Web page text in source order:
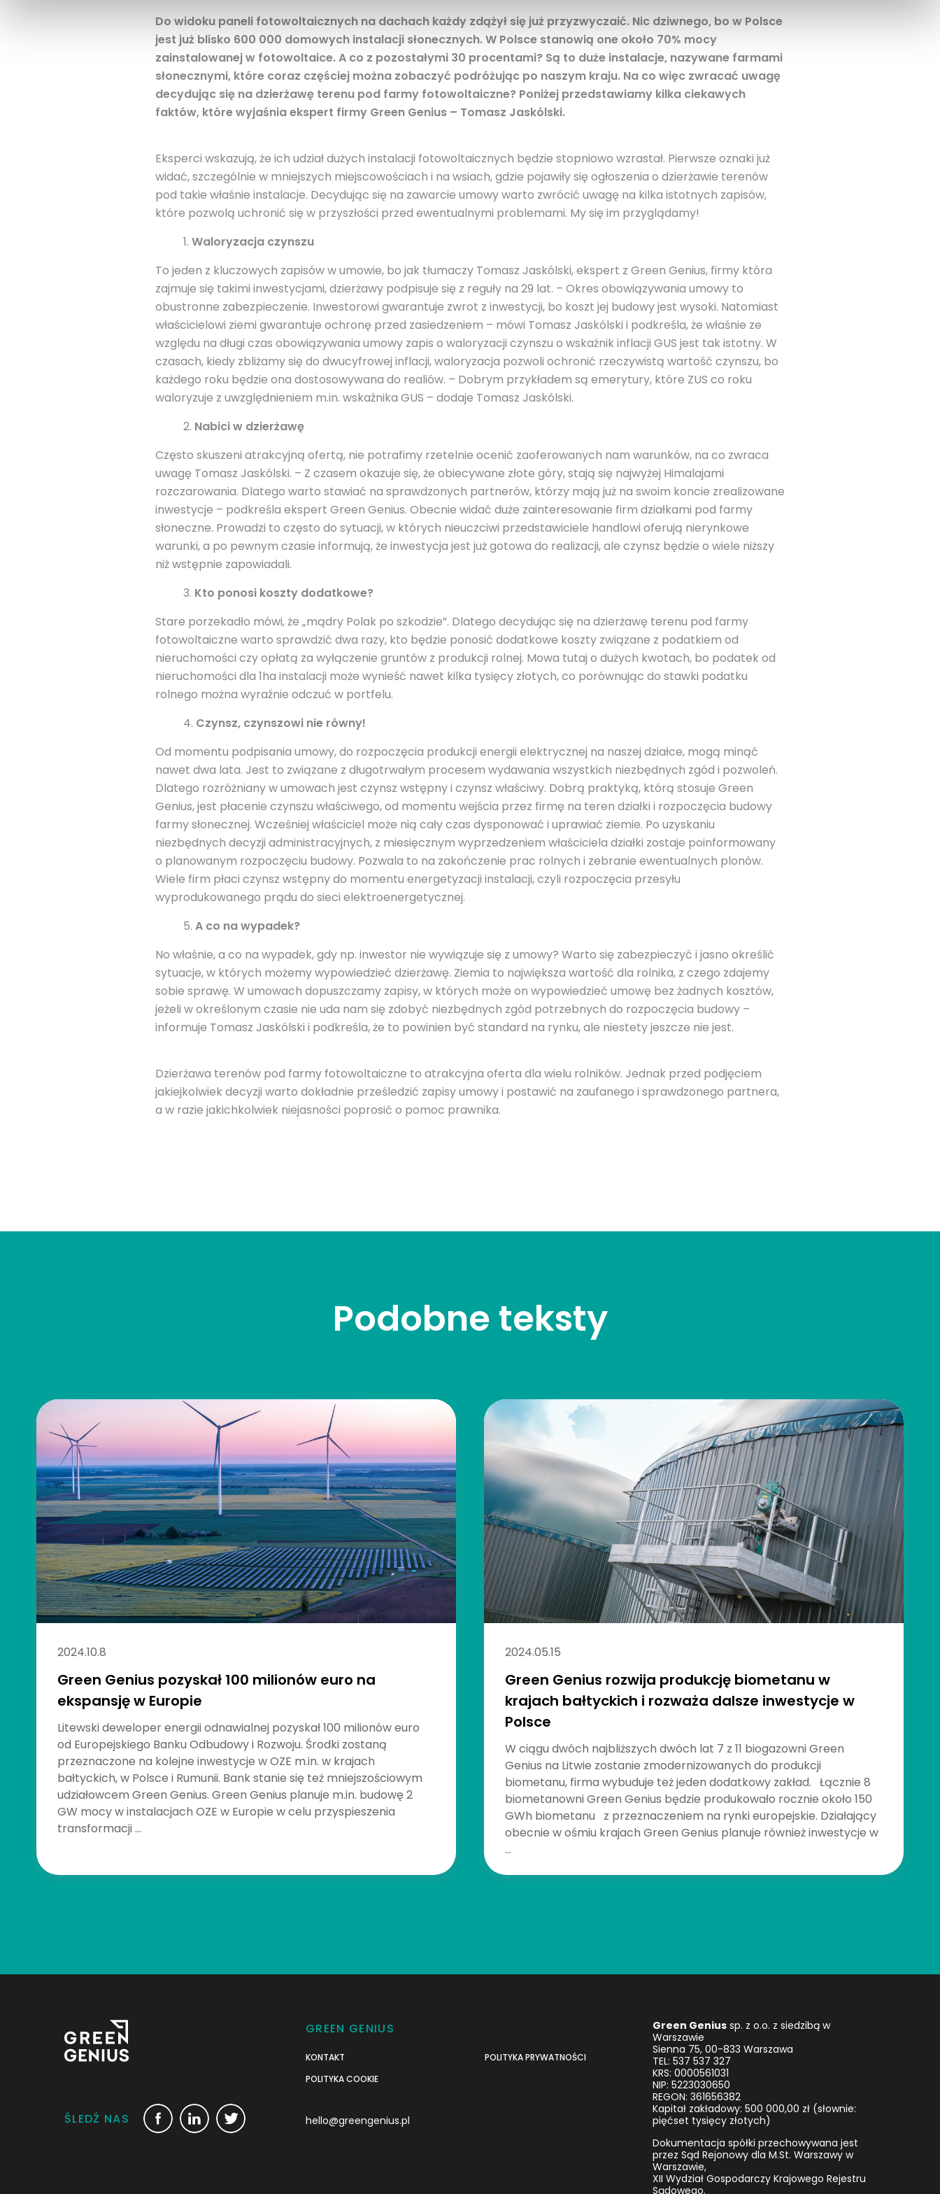
Do widoku paneli fotowoltaicznych na dachach każdy zdążył się już przyzwyczaić. Nic dziwnego, bo w Polsce
jest już blisko 600 000 domowych instalacji słonecznych. W Polsce stanowią one około 70% mocy
zainstalowanej w fotowoltaice. A co z pozostałymi 30 procentami? Są to duże instalacje, nazywane farmami
słonecznymi, które coraz częściej można zobaczyć podróżując po naszym kraju. Na co więc zwracać uwagę
decydując się na dzierżawę terenu pod farmy fotowoltaiczne? Poniżej przedstawiamy kilka ciekawych
faktów, które wyjaśnia ekspert firmy Green Genius – Tomasz Jaskólski.
Eksperci wskazują, że ich udział dużych instalacji fotowoltaicznych będzie stopniowo wzrastał. Pierwsze oznaki już
widać, szczególnie w mniejszych miejscowościach i na wsiach, gdzie pojawiły się ogłoszenia o dzierżawie terenów
pod takie właśnie instalacje. Decydując się na zawarcie umowy warto zwrócić uwagę na kilka istotnych zapisów,
które pozwolą uchronić się w przyszłości przed ewentualnymi problemami. My się im przyglądamy!
Waloryzacja czynszu
To jeden z kluczowych zapisów w umowie, bo jak tłumaczy Tomasz Jaskólski, ekspert z Green Genius, firmy która
zajmuje się takimi inwestycjami, dzierżawy podpisuje się z reguły na 29 lat. – Okres obowiązywania umowy to
obustronne zabezpieczenie. Inwestorowi gwarantuje zwrot z inwestycji, bo koszt jej budowy jest wysoki. Natomiast
właścicielowi ziemi gwarantuje ochronę przed zasiedzeniem – mówi Tomasz Jaskólski i podkreśla, że właśnie ze
względu na długi czas obowiązywania umowy zapis o waloryzacji czynszu o wskaźnik inflacji GUS jest tak istotny. W
czasach, kiedy zbliżamy się do dwucyfrowej inflacji, waloryzacja pozwoli ochronić rzeczywistą wartość czynszu, bo
każdego roku będzie ona dostosowywana do realiów. – Dobrym przykładem są emerytury, które ZUS co roku
waloryzuje z uwzględnieniem m.in. wskaźnika GUS – dodaje Tomasz Jaskólski.
Nabici w dzierżawę
Często skuszeni atrakcyjną ofertą, nie potrafimy rzetelnie ocenić zaoferowanych nam warunków, na co zwraca
uwagę Tomasz Jaskólski. – Z czasem okazuje się, że obiecywane złote góry, stają się najwyżej Himalajami
rozczarowania. Dlatego warto stawiać na sprawdzonych partnerów, którzy mają już na swoim koncie zrealizowane
inwestycje – podkreśla ekspert Green Genius. Obecnie widać duże zainteresowanie firm działkami pod farmy
słoneczne. Prowadzi to często do sytuacji, w których nieuczciwi przedstawiciele handlowi oferują nierynkowe
warunki, a po pewnym czasie informują, że inwestycja jest już gotowa do realizacji, ale czynsz będzie o wiele niższy
niż wstępnie zapowiadali.
Kto ponosi koszty dodatkowe?
Stare porzekadło mówi, że „mądry Polak po szkodzie”. Dlatego decydując się na dzierżawę terenu pod farmy
fotowoltaiczne warto sprawdzić dwa razy, kto będzie ponosić dodatkowe koszty związane z podatkiem od
nieruchomości czy opłatą za wyłączenie gruntów z produkcji rolnej. Mowa tutaj o dużych kwotach, bo podatek od
nieruchomości dla 1ha instalacji może wynieść nawet kilka tysięcy złotych, co porównując do stawki podatku
rolnego można wyraźnie odczuć w portfelu.
Czynsz, czynszowi nie równy!
Od momentu podpisania umowy, do rozpoczęcia produkcji energii elektrycznej na naszej działce, mogą minąć
nawet dwa lata. Jest to związane z długotrwałym procesem wydawania wszystkich niezbędnych zgód i pozwoleń.
Dlatego rozróżniany w umowach jest czynsz wstępny i czynsz właściwy. Dobrą praktyką, którą stosuje Green
Genius, jest płacenie czynszu właściwego, od momentu wejścia przez firmę na teren działki i rozpoczęcia budowy
farmy słonecznej. Wcześniej właściciel może nią cały czas dysponować i uprawiać ziemie. Po uzyskaniu
niezbędnych decyzji administracyjnych, z miesięcznym wyprzedzeniem właściciela działki zostaje poinformowany
o planowanym rozpoczęciu budowy. Pozwala to na zakończenie prac rolnych i zebranie ewentualnych plonów.
Wiele firm płaci czynsz wstępny do momentu energetyzacji instalacji, czyli rozpoczęcia przesyłu
wyprodukowanego prądu do sieci elektroenergetycznej.
A co na wypadek?
No właśnie, a co na wypadek, gdy np. inwestor nie wywiązuje się z umowy? Warto się zabezpieczyć i jasno określić
sytuacje, w których możemy wypowiedzieć dzierżawę. Ziemia to największa wartość dla rolnika, z czego zdajemy
sobie sprawę. W umowach dopuszczamy zapisy, w których może on wypowiedzieć umowę bez żadnych kosztów,
jeżeli w określonym czasie nie uda nam się zdobyć niezbędnych zgód potrzebnych do rozpoczęcia budowy –
informuje Tomasz Jaskólski i podkreśla, że to powinien być standard na rynku, ale niestety jeszcze nie jest.
Dzierżawa terenów pod farmy fotowoltaiczne to atrakcyjna oferta dla wielu rolników. Jednak przed podjęciem
jakiejkolwiek decyzji warto dokładnie prześledzić zapisy umowy i postawić na zaufanego i sprawdzonego partnera,
a w razie jakichkolwiek niejasności poprosić o pomoc prawnika.
Podobne teksty
2024.10.8
Green Genius pozyskał 100 milionów euro na
ekspansję w Europie
Litewski deweloper energii odnawialnej pozyskał 100 milionów euro
od Europejskiego Banku Odbudowy i Rozwoju. Środki zostaną
przeznaczone na kolejne inwestycje w OZE m.in. w krajach
bałtyckich, w Polsce i Rumunii. Bank stanie się też mniejszościowym
udziałowcem Green Genius. Green Genius planuje m.in. budowę 2
GW mocy w instalacjach OZE w Europie w celu przyspieszenia
transformacji ...
2024.05.15
Green Genius rozwija produkcję biometanu w
krajach bałtyckich i rozważa dalsze inwestycje w
Polsce
W ciągu dwóch najbliższych dwóch lat 7 z 11 biogazowni Green
Genius na Litwie zostanie zmodernizowanych do produkcji
biometanu, firma wybuduje też jeden dodatkowy zakład. Łącznie 8
biometanowni Green Genius będzie produkowało rocznie około 150
GWh biometanu z przeznaczeniem na rynki europejskie. Działający
obecnie w ośmiu krajach Green Genius planuje również inwestycje w
...
ŚLEDŹ NAS
GREEN GENIUS
KONTAKT
POLITYKA COOKIE
POLITYKA PRYWATNOŚCI
hello@greengenius.pl
Green Genius sp. z o.o. z siedzibą w
Warszawie
Sienna 75, 00-833 Warszawa
TEL: 537 537 327
KRS: 0000561031
NIP: 5223030650
REGON: 361656382
Kapitał zakładowy: 500 000,00 zł (słownie:
pięćset tysięcy złotych)
Dokumentacja spółki przechowywana jest
przez Sąd Rejonowy dla M.St. Warszawy w
Warszawie,
XII Wydział Gospodarczy Krajowego Rejestru
Sądowego.